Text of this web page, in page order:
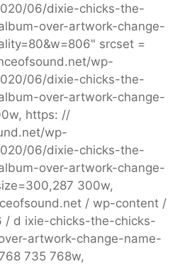
06/dixie-chicks-the-
over-artwork-change-
srcset =
wp-
06/dixie-chicks-the-
over-artwork-change-
https: //
wp-
06/dixie-chicks-the-
over-artwork-change-
300w,
/ wp-content /
/ d ixie-chicks-the-chicks-
artwork-change-name-
735 768w,